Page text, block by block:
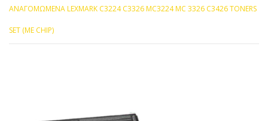
ΑΝΑΓΟΜΩΜΕΝΑ LEXMARK C3224 C3326 MC3224 MC 3326 C3426 TONERS
SET (ΜΕ CHIP)